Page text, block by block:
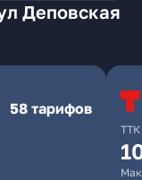
Деповская
58 тарифов
ТТК